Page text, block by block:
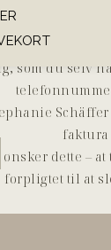
det, at
som du selv
faktura
dette –
forpligtet til at